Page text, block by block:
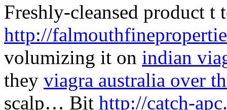
Freshly-cleansed product t
http://
volumizing it on indian
they viagra australia over
scalp… Bit http://catch-